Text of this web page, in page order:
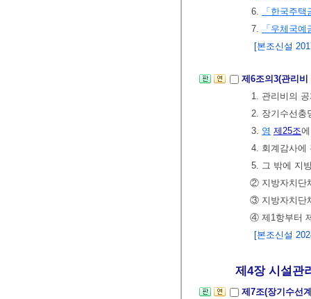
6.
「한국주
7.
「우체국
[본조신설
제6조의3(관리
1. 관리비의
2. 장기수선충
3. 영 제25조
4. 회계감사에
5. 그 밖에 지
② 지방자치단
③ 지방자치단
④ 제1항부터
[본조신설
제4장 시설관리
제7조(장기수선